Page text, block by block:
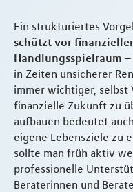
Ein strukturiertes
schützt vor
Handlungsspielraum
in Zeiten unsicherer
immer wichtiger,
finanzielle Zukunft zu
aufbauen bedeutet
eigene Lebensziele zu
sollte man früh aktiv
professionelle
Beraterinnen und